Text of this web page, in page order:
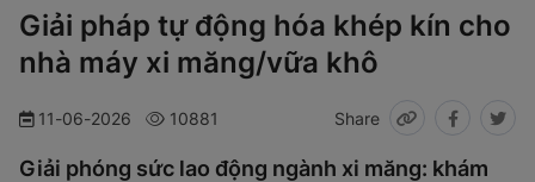
Giải pháp tự động hóa khép kín cho
nhà máy xi măng/vữa khô
11-06-2026 10881 Share
Giải phóng sức lao động ngành xi măng: khám